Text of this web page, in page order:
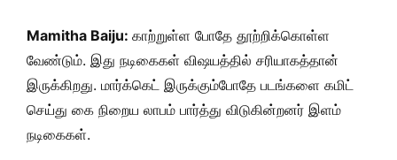
Mamitha Baiju: காற்றுள்ள போதே தூற்றிக்கொள்ள
வேண்டும். இது நடிகைகள் விஷயத்தில் சரியாகத்தான்
இருக்கிறது. மார்க்கெட் இருக்கும்போதே படங்களை கமிட்
செய்து கை நிறைய லாபம் பார்த்து விடுகின்றனர் இளம்
நடிகைகள்.